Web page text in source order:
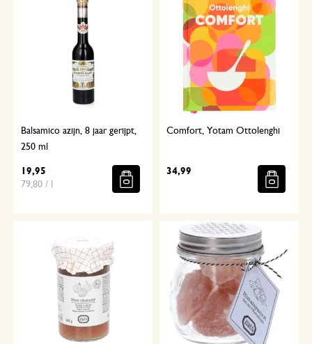
Balsamico azijn, 8 jaar gerijpt,
250 ml
19,95
79,80 / l
Comfort, Yotam Ottolenghi
34,99